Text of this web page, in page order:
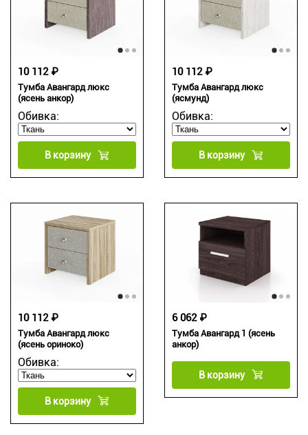
Тумба Авангард люкс
(ясень анкор)
Обивка:
10 112 ₽
В корзину
Тумба Авангард люкс
(ясмунд)
Обивка:
10 112 ₽
В корзину
Тумба Авангард люкс
(ясень ориноко)
Обивка:
10 112 ₽
В корзину
Тумба Авангард 1 (ясень
анкор)
6 062 ₽
В корзину